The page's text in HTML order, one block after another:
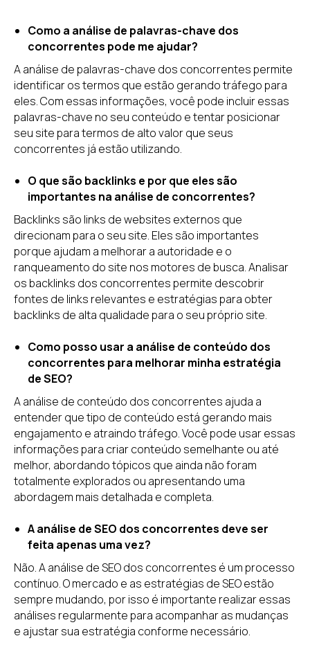
Como a análise de palavras-chave dos
concorrentes pode me ajudar?
A análise de palavras-chave dos concorrentes permite
identificar os termos que estão gerando tráfego para
eles. Com essas informações, você pode incluir essas
palavras-chave no seu conteúdo e tentar posicionar
seu site para termos de alto valor que seus
concorrentes já estão utilizando.
O que são backlinks e por que eles são
importantes na análise de concorrentes?
Backlinks são links de websites externos que
direcionam para o seu site. Eles são importantes
porque ajudam a melhorar a autoridade e o
ranqueamento do site nos motores de busca. Analisar
os backlinks dos concorrentes permite descobrir
fontes de links relevantes e estratégias para obter
backlinks de alta qualidade para o seu próprio site.
Como posso usar a análise de conteúdo dos
concorrentes para melhorar minha estratégia
de SEO?
A análise de conteúdo dos concorrentes ajuda a
entender que tipo de conteúdo está gerando mais
engajamento e atraindo tráfego. Você pode usar essas
informações para criar conteúdo semelhante ou até
melhor, abordando tópicos que ainda não foram
totalmente explorados ou apresentando uma
abordagem mais detalhada e completa.
A análise de SEO dos concorrentes deve ser
feita apenas uma vez?
Não. A análise de SEO dos concorrentes é um processo
contínuo. O mercado e as estratégias de SEO estão
sempre mudando, por isso é importante realizar essas
análises regularmente para acompanhar as mudanças
e ajustar sua estratégia conforme necessário.